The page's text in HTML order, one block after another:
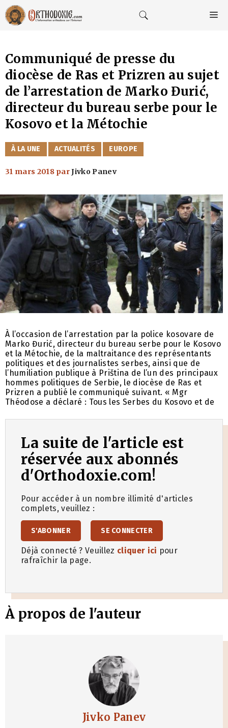
Aller
au
contenu
Communiqué de presse du
diocèse de Ras et Prizren au sujet
de l’arrestation de Marko Đurić,
directeur du bureau serbe pour le
Kosovo et la Métochie
CATÉGORIES
À LA UNE ACTUALITÉS EUROPE
31 mars 2018 parJivko Panev
À l’occasion de l’arrestation par la police kosovare de
Marko Đurić, directeur du bureau serbe pour le Kosovo
et la Métochie, de la maltraitance des représentants
politiques et des journalistes serbes, ainsi que de
l’humiliation publique à Priština de l’un des principaux
hommes politiques de Serbie, le diocèse de Ras et
Prizren a publié le communiqué suivant. « Mgr
Théodose a déclaré : Tous les Serbes du Kosovo et de
La suite de l'article est
réservée aux abonnés
d'Orthodoxie.com!
Pour accéder à un nombre illimité d'articles
complets, veuillez :
S'ABONNER SE CONNECTER
Déjà connecté ? Veuillez cliquer ici pour
rafraîchir la page.
À propos de l'auteur
Jivko Panev